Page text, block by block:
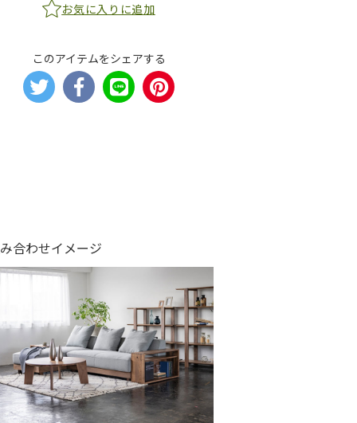
お気に入りに追加
このアイテムをシェアする
合わせイメージ